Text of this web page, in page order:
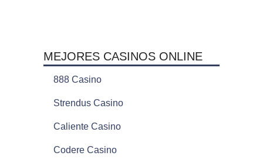
MEJORES CASINOS ONLINE
888 Casino
Strendus Casino
Caliente Casino
Codere Casino